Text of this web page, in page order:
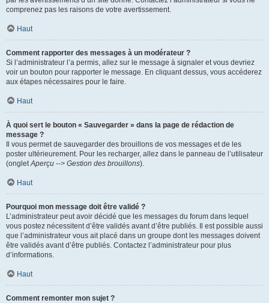
comprenez pas les raisons de votre avertissement.
Haut
Comment rapporter des messages à un modérateur ?
Si l’administrateur l’a permis, allez sur le message à signaler et vous devriez
voir un bouton pour rapporter le message. En cliquant dessus, vous accéderez
aux étapes nécessaires pour le faire.
Haut
À quoi sert le bouton « Sauvegarder » dans la page de rédaction de
message ?
Il vous permet de sauvegarder des brouillons de vos messages et de les
poster ultérieurement. Pour les recharger, allez dans le panneau de l’utilisateur
(ongletAperçu --> Gestion des brouillons).
Haut
Pourquoi mon message doit être validé ?
L’administrateur peut avoir décidé que les messages du forum dans lequel
vous postez nécessitent d’être validés avant d’être publiés. Il est possible aussi
que l’administrateur vous ait placé dans un groupe dont les messages doivent
être validés avant d’être publiés. Contactez l’administrateur pour plus
d’informations.
Haut
Comment remonter mon sujet ?